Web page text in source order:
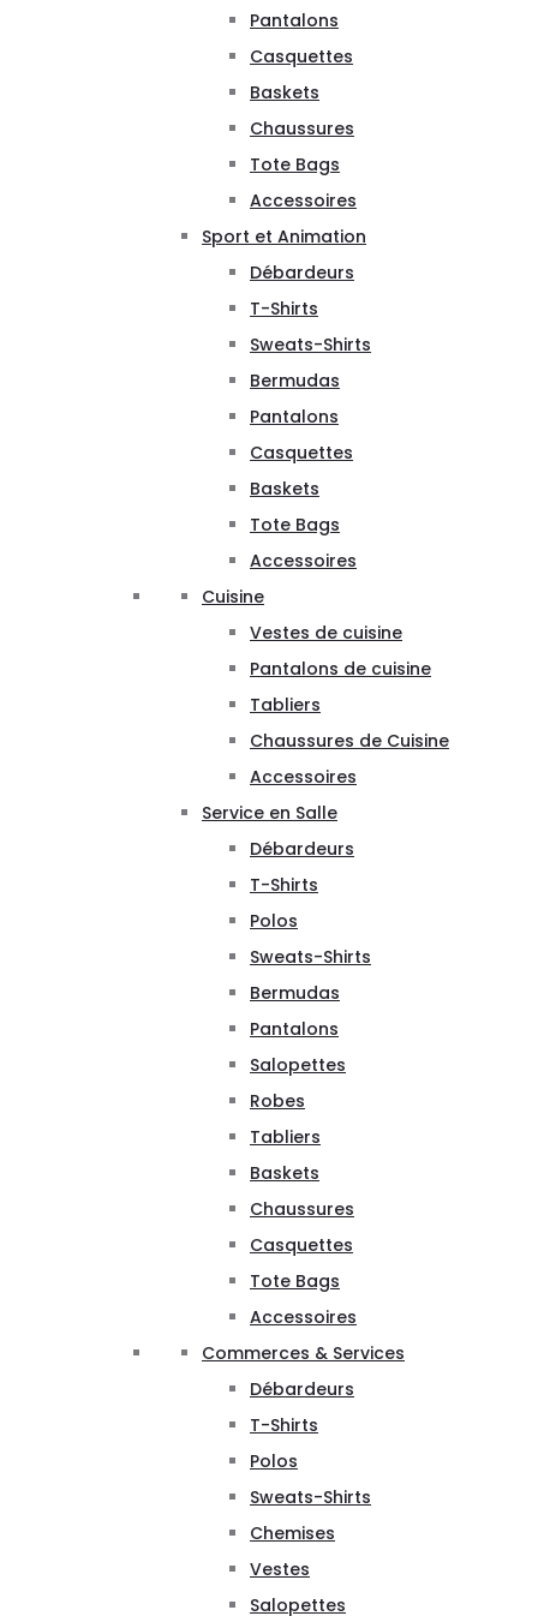
Pantalons
Casquettes
Baskets
Chaussures
Tote Bags
Accessoires
Sport et Animation
Débardeurs
T-Shirts
Sweats-Shirts
Bermudas
Pantalons
Casquettes
Baskets
Tote Bags
Accessoires
Cuisine
Vestes de cuisine
Pantalons de cuisine
Tabliers
Chaussures de Cuisine
Accessoires
Service en Salle
Débardeurs
T-Shirts
Polos
Sweats-Shirts
Bermudas
Pantalons
Salopettes
Robes
Tabliers
Baskets
Chaussures
Casquettes
Tote Bags
Accessoires
Commerces & Services
Débardeurs
T-Shirts
Polos
Sweats-Shirts
Chemises
Vestes
Salopettes